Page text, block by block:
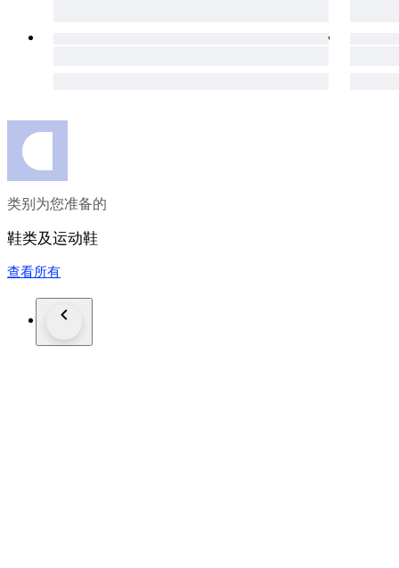
类别为您准备的
鞋类及运动鞋
查看所有